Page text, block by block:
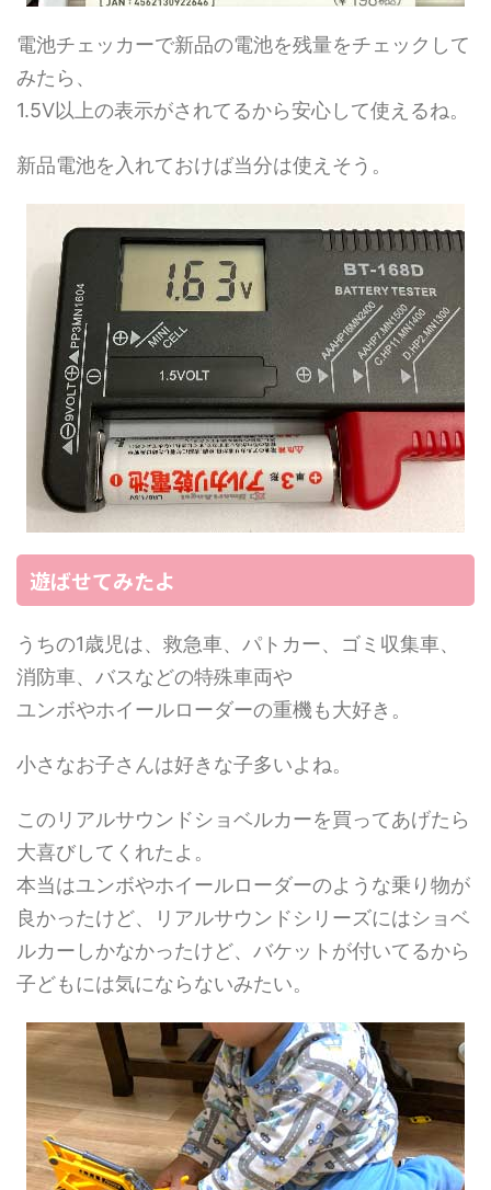
電池チェッカーで新品の電池を残量をチェックして
みたら、
1.5V以上の表示がされてるから安心して使えるね。
新品電池を入れておけば当分は使えそう。
遊ばせてみたよ
うちの1歳児は、救急車、パトカー、ゴミ収集車、
消防車、バスなどの特殊車両や
ユンボやホイールローダーの重機も大好き。
小さなお子さんは好きな子多いよね。
このリアルサウンドショベルカーを買ってあげたら
大喜びしてくれたよ。
本当はユンボやホイールローダーのような乗り物が
良かったけど、リアルサウンドシリーズにはショベ
ルカーしかなかったけど、バケットが付いてるから
子どもには気にならないみたい。